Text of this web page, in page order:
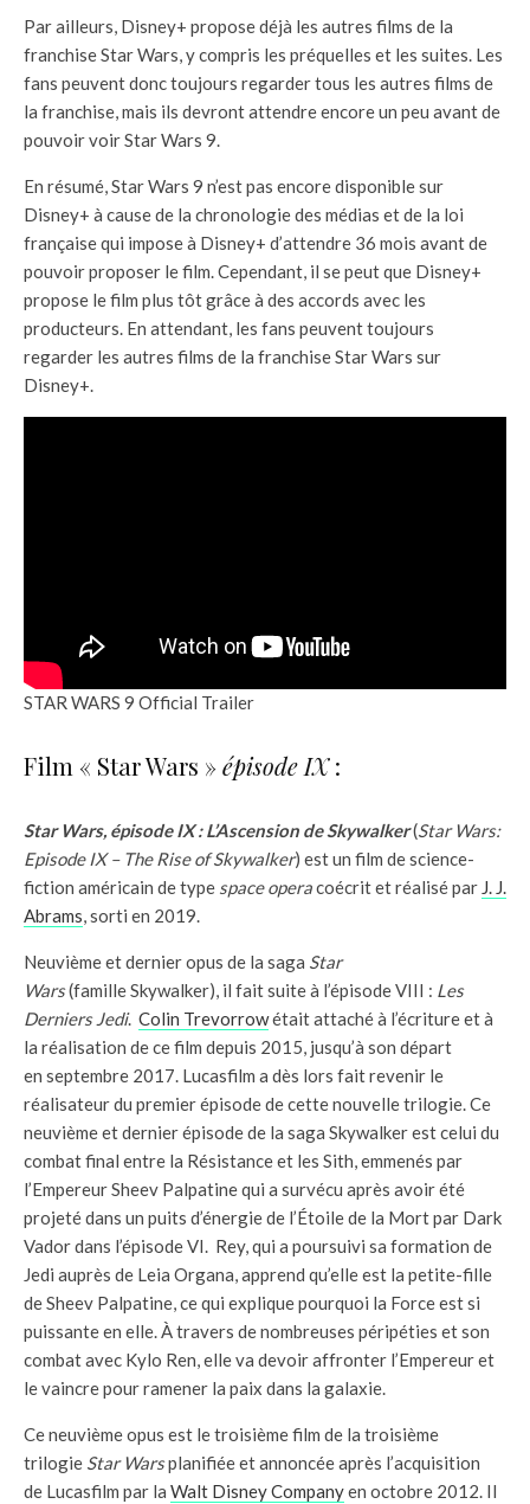
Par ailleurs, Disney+ propose déjà les autres films de la
franchise Star Wars, y compris les préquelles et les suites. Les
fans peuvent donc toujours regarder tous les autres films de
la franchise, mais ils devront attendre encore un peu avant de
pouvoir voir Star Wars 9.
En résumé, Star Wars 9 n’est pas encore disponible sur
Disney+ à cause de la chronologie des médias et de la loi
française qui impose à Disney+ d’attendre 36 mois avant de
pouvoir proposer le film. Cependant, il se peut que Disney+
propose le film plus tôt grâce à des accords avec les
producteurs. En attendant, les fans peuvent toujours
regarder les autres films de la franchise Star Wars sur
Disney+.
STAR WARS 9 Official Trailer
Film « Star Wars »épisode IX:
Star Wars, épisodeIX: L’Ascension de Skywalker(Star Wars:
Episode IX – The Rise of Skywalker) est un film de science-
fiction américain de type space operacoécrit et réalisé par J. J.
Abrams, sorti en 2019.
Neuvième et dernier opus de la saga Star
Wars(famille Skywalker), il fait suite à l’épisodeVIII : Les
Derniers Jedi. Colin Trevorrowétait attaché à l’écriture et à
la réalisation de ce film depuis 2015, jusqu’à son départ
en septembre 2017. Lucasfilm a dès lors fait revenir le
réalisateur du premier épisode de cette nouvelle trilogie. Ce
neuvième et dernier épisode de la saga Skywalker est celui du
combat final entre la Résistance et les Sith, emmenés par
l’Empereur Sheev Palpatine qui a survécu après avoir été
projeté dans un puits d’énergie de l’Étoile de la Mort par Dark
Vador dans l’épisode VI. Rey, qui a poursuivi sa formation de
Jedi auprès de Leia Organa, apprend qu’elle est la petite-fille
de Sheev Palpatine, ce qui explique pourquoi la Force est si
puissante en elle. À travers de nombreuses péripéties et son
combat avec Kylo Ren, elle va devoir affronter l’Empereur et
le vaincre pour ramener la paix dans la galaxie.
Ce neuvième opus est le troisième film de la troisième
trilogie Star Warsplanifiée et annoncée après l’acquisition
de Lucasfilm par la Walt Disney Companyen octobre 2012. Il